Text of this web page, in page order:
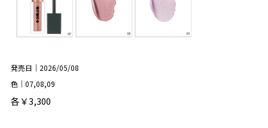
発売日｜2026/05/08
色｜07,08,09
各￥3,300